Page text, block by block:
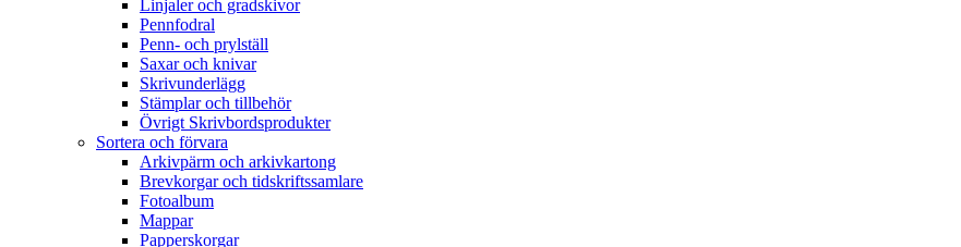
Linjaler och gradskivor
Pennfodral
Penn- och prylställ
Saxar och knivar
Skrivunderlägg
Stämplar och tillbehör
Övrigt Skrivbordsprodukter
Sortera och förvara
Arkivpärm och arkivkartong
Brevkorgar och tidskriftssamlare
Fotoalbum
Mappar
Papperskorgar